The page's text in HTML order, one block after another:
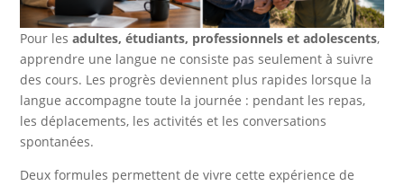
Pour lesadultes, étudiants, professionnels et adolescents,
apprendre une langue ne consiste pas seulement à suivre
des cours. Les progrès deviennent plus rapides lorsque la
langue accompagne toute la journée : pendant les repas,
les déplacements, les activités et les conversations
spontanées.
Deux formules permettent de vivre cette expérience de